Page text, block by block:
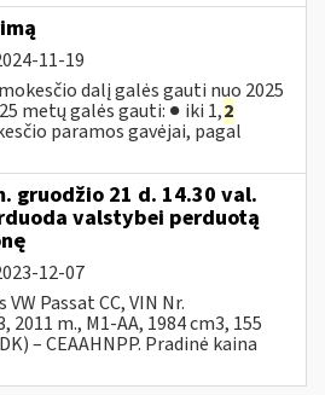
11-19
dalį galės gauti nuo 2025
metų galės gauti: ● iki 1,2
paramos gavėjai, pagal
gruodžio 21 d. 14.30 val.
valstybei perduotą
12-07
Passat CC, VIN Nr.
2011 m., M1-AA, 1984 cm3, 155
– CEAAHNPP. Pradinė kaina